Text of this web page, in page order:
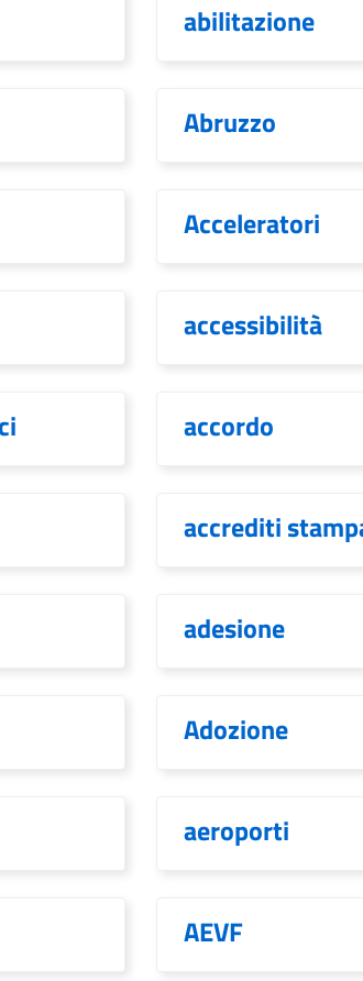
abilitazione
Abruzzo
Acceleratori
accessibilità
accordo
accrediti
adesione
Adozione
aeroporti
AEVF